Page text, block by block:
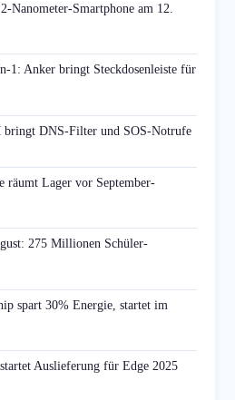
Nanometer-Smartphone am 12.
1: Anker bringt Steckdosenleiste für
bringt DNS-Filter und SOS-Notrufe
räumt Lager vor September-
275 Millionen Schüler-
spart 30% Energie, startet im
Auslieferung für Edge 2025